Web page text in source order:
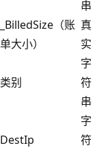
串
_BilledSize（账
单大小）
真
实
类别
字
符
串
DestIp
字
符